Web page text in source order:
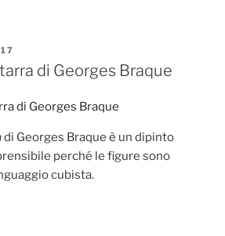
di Georges Braque
di Georges Braque è un dipinto
perché le figure sono
cubista.